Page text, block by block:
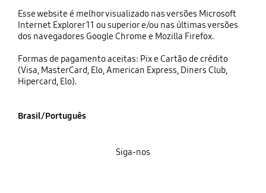
Esse website é melhor visualizado nas versões Microsoft
Internet Explorer 11 ou superior e/ou nas últimas versões
dos navegadores Google Chrome e Mozilla Firefox.
Formas de pagamento aceitas: Pix e Cartão de crédito
(Visa, MasterCard, Elo, American Express, Diners Club,
Hipercard, Elo).
Brasil/Português
Siga-nos